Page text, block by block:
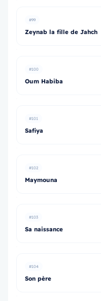
#99
Zeynab la fille de Jahch
#100
Oum Habiba
#101
Safiya
#102
Maymouna
#103
Sa naissance
#104
Son père